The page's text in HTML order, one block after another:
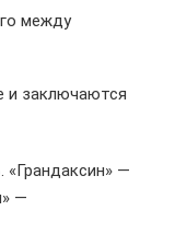
между
и заключаются
. «Грандаксин» —
—